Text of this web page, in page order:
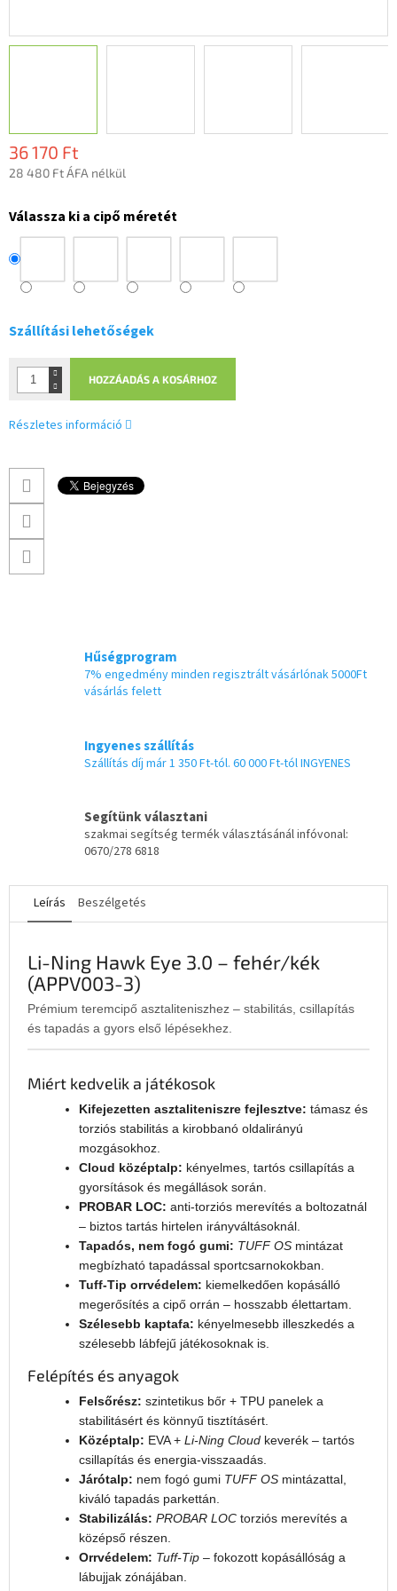
36 170 Ft
28 480 Ft ÁFA nélkül
Válassza ki a cipő méretét
Szállítási lehetőségek
HOZZÁADÁS A KOSÁRHOZ
Részletes információ
Hűségprogram
7% engedmény minden regisztrált vásárlónak 5000Ft
vásárlás felett
Ingyenes szállítás
Szállítás díj már 1 350 Ft-tól. 60 000 Ft-tól INGYENES
Segítünk választani
szakmai segítség termék választásánál infóvonal:
0670/278 6818
Leírás Beszélgetés
Li-Ning Hawk Eye 3.0 – fehér/kék
(APPV003-3)
Prémium teremcipő asztaliteniszhez – stabilitás, csillapítás
és tapadás a gyors első lépésekhez.
Miért kedvelik a játékosok
Kifejezetten asztaliteniszre fejlesztve: támasz és
torziós stabilitás a kirobbanó oldalirányú
mozgásokhoz.
Cloud középtalp: kényelmes, tartós csillapítás a
gyorsítások és megállások során.
PROBAR LOC: anti-torziós merevítés a boltozatnál
– biztos tartás hirtelen irányváltásoknál.
Tapadós, nem fogó gumi: TUFF OS mintázat
megbízható tapadással sportcsarnokokban.
Tuff-Tip orrvédelem: kiemelkedően kopásálló
megerősítés a cipő orrán – hosszabb élettartam.
Szélesebb kaptafa: kényelmesebb illeszkedés a
szélesebb lábfejű játékosoknak is.
Felépítés és anyagok
Felsőrész: szintetikus bőr + TPU panelek a
stabilitásért és könnyű tisztításért.
Középtalp: EVA + Li-Ning Cloud keverék – tartós
csillapítás és energia-visszaadás.
Járótalp: nem fogó gumi TUFF OS mintázattal,
kiváló tapadás parkettán.
Stabilizálás: PROBAR LOC torziós merevítés a
középső részen.
Orrvédelem: Tuff-Tip – fokozott kopásállóság a
lábujjak zónájában.